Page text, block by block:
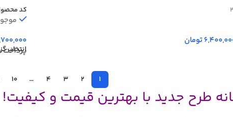
تومان
کد
انتخاب
1
2
3
4
…
10
طرح جدید با بهترین قیمت و کیفیت!